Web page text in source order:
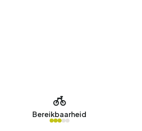
Bereikbaarheid